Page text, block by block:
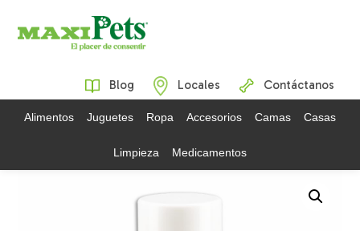
Blog Locales Contáctanos
Alimentos Juguetes Ropa Accesorios Camas Casas
Limpieza Medicamentos